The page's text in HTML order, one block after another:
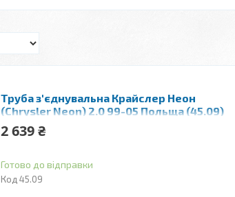
Труба з'єднувальна Крайслер Неон
(Chrysler Neon) 2.0 99-05 Польща (45.09)
Polmostrow
2 639 ₴
Готово до відправки
45.09